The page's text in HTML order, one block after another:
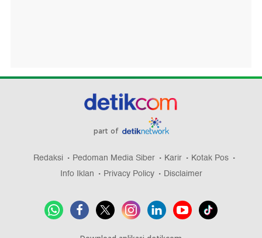
part of
Redaksi Pedoman Media Siber Karir
Kotak Pos
Info Iklan
Privacy Policy Disclaimer